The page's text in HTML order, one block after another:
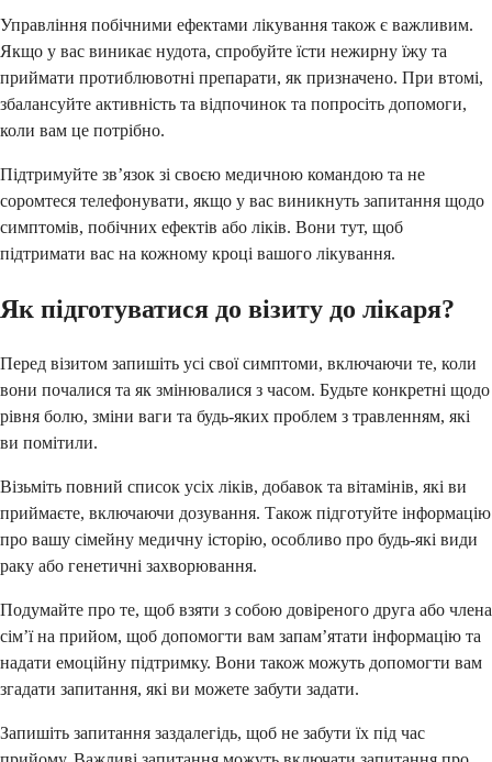
Управління побічними ефектами лікування також є важливим.
Якщо у вас виникає нудота, спробуйте їсти нежирну їжу та
приймати протиблювотні препарати, як призначено. При втомі,
збалансуйте активність та відпочинок та попросіть допомоги,
коли вам це потрібно.
Підтримуйте зв’язок зі своєю медичною командою та не
соромтеся телефонувати, якщо у вас виникнуть запитання щодо
симптомів, побічних ефектів або ліків. Вони тут, щоб
підтримати вас на кожному кроці вашого лікування.
Як підготуватися до візиту до лікаря?
Перед візитом запишіть усі свої симптоми, включаючи те, коли
вони почалися та як змінювалися з часом. Будьте конкретні щодо
рівня болю, зміни ваги та будь-яких проблем з травленням, які
ви помітили.
Візьміть повний список усіх ліків, добавок та вітамінів, які ви
приймаєте, включаючи дозування. Також підготуйте інформацію
про вашу сімейну медичну історію, особливо про будь-які види
раку або генетичні захворювання.
Подумайте про те, щоб взяти з собою довіреного друга або члена
сім’ї на прийом, щоб допомогти вам запам’ятати інформацію та
надати емоційну підтримку. Вони також можуть допомогти вам
згадати запитання, які ви можете забути задати.
Запишіть запитання заздалегідь, щоб не забути їх під час